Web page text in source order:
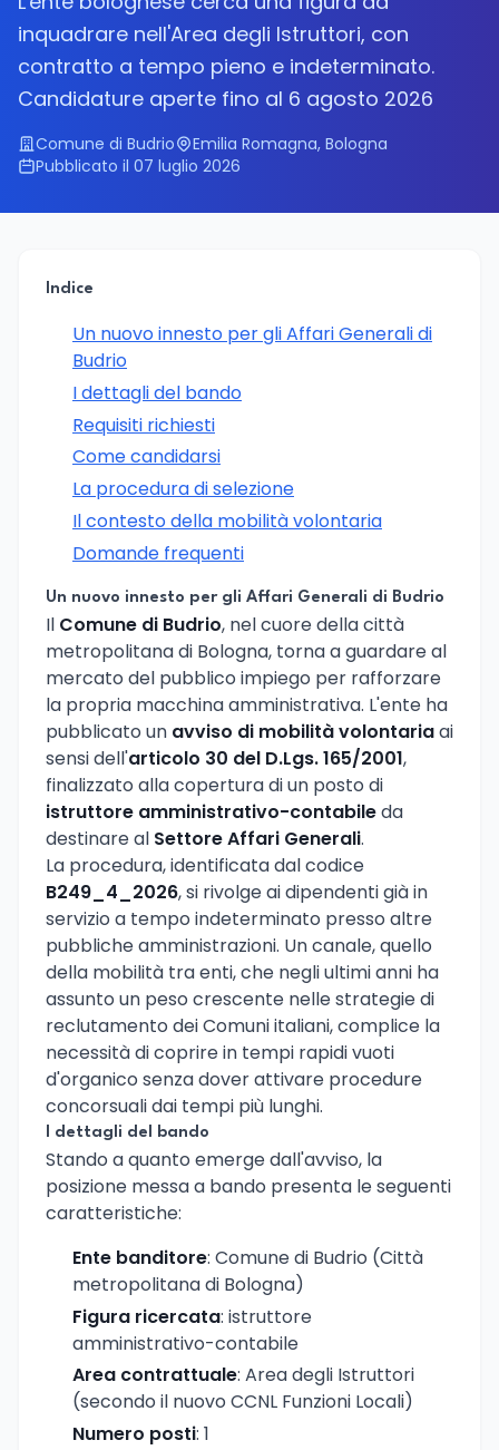
inquadrare nell'Area degli Istruttori, con
contratto a tempo pieno e indeterminato.
Candidature aperte fino al 6 agosto 2026
Comune di Budrio
Emilia Romagna, Bologna
Pubblicato il 07 luglio 2026
Indice
Un nuovo innesto per gli Affari Generali di
Budrio
I dettagli del bando
Requisiti richiesti
Come candidarsi
La procedura di selezione
Il contesto della mobilità volontaria
Domande frequenti
Un nuovo innesto per gli Affari Generali di Budrio
Il Comune di Budrio, nel cuore della città
metropolitana di Bologna, torna a guardare al
mercato del pubblico impiego per rafforzare
la propria macchina amministrativa. L'ente ha
pubblicato un avviso di mobilità volontariaai
sensi dell'articolo 30 del D.Lgs. 165/2001,
finalizzato alla copertura di un posto di
istruttore amministrativo-contabileda
destinare al Settore Affari Generali.
La procedura, identificata dal codice
B249_4_2026, si rivolge ai dipendenti già in
servizio a tempo indeterminato presso altre
pubbliche amministrazioni. Un canale, quello
della mobilità tra enti, che negli ultimi anni ha
assunto un peso crescente nelle strategie di
reclutamento dei Comuni italiani, complice la
necessità di coprire in tempi rapidi vuoti
d'organico senza dover attivare procedure
concorsuali dai tempi più lunghi.
I dettagli del bando
Stando a quanto emerge dall'avviso, la
posizione messa a bando presenta le seguenti
caratteristiche:
Ente banditore: Comune di Budrio (Città
metropolitana di Bologna)
Figura ricercata: istruttore
amministrativo-contabile
Area contrattuale: Area degli Istruttori
(secondo il nuovo CCNL Funzioni Locali)
Numero posti: 1